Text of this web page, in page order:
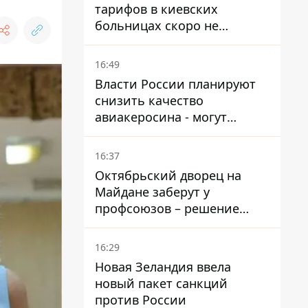
тарифов в киевских
больницах скоро не
останется медсестер и
санитарок - профессор
16:49
Власти России планируют
снизить качество
авиакеросина - могут
появиться проблемы с
самолетами в Якутию
16:37
Октябрьский дворец на
Майдане заберут у
профсоюзов – решение
Хозяйственного суда
16:29
Новая Зеландия ввела
новый пакет санкций
против России